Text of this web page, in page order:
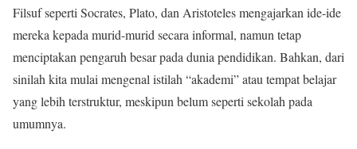
Filsuf seperti Socrates, Plato, dan Aristoteles mengajarkan ide-ide
mereka kepada murid-murid secara informal, namun tetap
menciptakan pengaruh besar pada dunia pendidikan. Bahkan, dari
sinilah kita mulai mengenal istilah “akademi” atau tempat belajar
yang lebih terstruktur, meskipun belum seperti sekolah pada
umumnya.